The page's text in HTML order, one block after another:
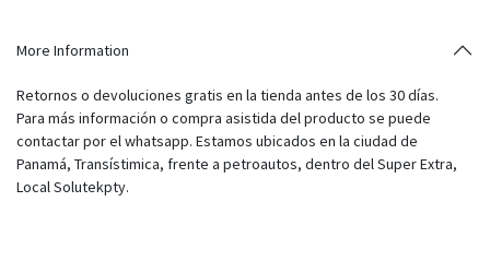
More Information
Retornos o devoluciones gratis en la tienda antes de los 30 días.
Para más información o compra asistida del producto se puede
contactar por el whatsapp. Estamos ubicados en la ciudad de
Panamá, Transístimica, frente a petroautos, dentro del Super Extra,
Local Solutekpty.